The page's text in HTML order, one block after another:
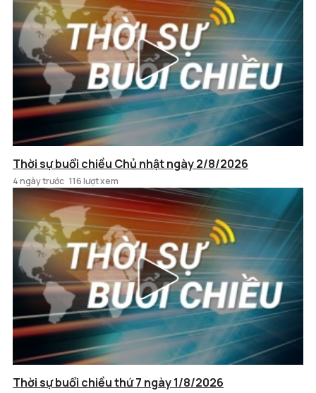
Thời sự buổi chiều Chủ nhật ngày 2/8/2026
4 ngày trước 116 lượt xem
Thời sự buổi chiều thứ 7 ngày 1/8/2026